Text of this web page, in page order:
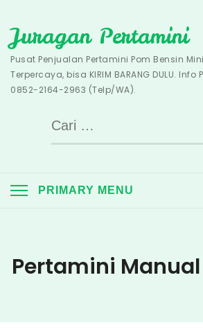
to
content
Juragan Pertamini
Pusat Penjualan Pertamini Pom Bensin
Terpercaya, bisa KIRIM BARANG DULU.
0852-2164-2963 (Telp/WA).
Cari
untuk:
PRIMARY MENU
Pertamini Manual